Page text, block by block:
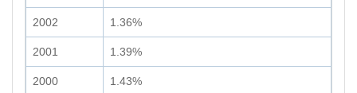
2002 1.36%
2001 1.39%
2000 1.43%